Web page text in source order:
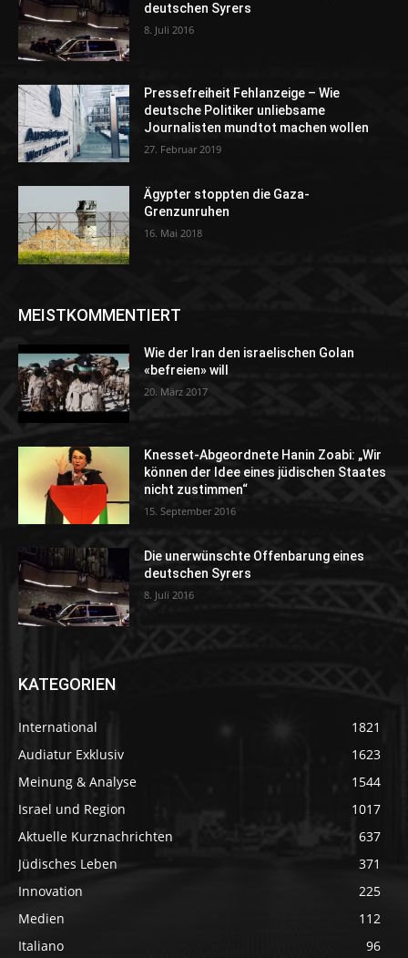
deutschen Syrers
8. Juli 2016
Pressefreiheit Fehlanzeige – Wie
deutsche Politiker unliebsame
Journalisten mundtot machen wollen
27. Februar 2019
Ägypter stoppten die Gaza-
Grenzunruhen
16. Mai 2018
MEISTKOMMENTIERT
Wie der Iran den israelischen Golan
«befreien» will
20. März 2017
Knesset-Abgeordnete Hanin Zoabi: „Wir
können der Idee eines jüdischen Staates
nicht zustimmen“
15. September 2016
Die unerwünschte Offenbarung eines
deutschen Syrers
8. Juli 2016
KATEGORIEN
International
1821
Audiatur Exklusiv
1623
Meinung & Analyse
1544
Israel und Region
1017
Aktuelle Kurznachrichten
637
Jüdisches Leben
371
Innovation
225
Medien
112
Italiano
96